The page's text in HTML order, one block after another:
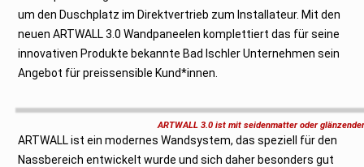
2
2
um den Duschplatz im Direktvertrieb zum Installateur. Mit den
neuen ARTWALL 3.0 Wandpaneelen komplettiert das für seine
innovativen Produkte bekannte Bad Ischler Unternehmen sein
Angebot für preissensible Kund*innen.
ARTWALL 3.0 ist mit seidenmatter oder
ARTWALL ist ein modernes Wandsystem, das speziell für den
Nassbereich entwickelt wurde und sich daher besonders gut